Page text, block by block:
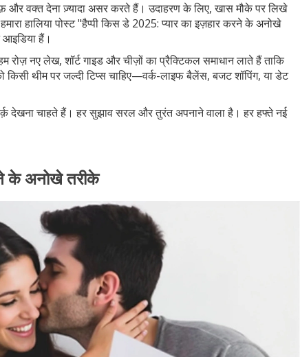
और वक्त देना ज़्यादा असर करते हैं। उदाहरण के लिए, खास मौके पर लिखे
हालिया पोस्ट "हैप्पी किस डे 2025: प्यार का इज़हार करने के अनोखे
हैं।
रोज़ नए लेख, शॉर्ट गाइड और चीज़ों का प्रैक्टिकल समाधान लाते हैं ताकि
थीम पर जल्दी टिप्स चाहिए—वर्क-लाइफ बैलेंस, बजट शॉपिंग, या डेट
देखना चाहते हैं। हर सुझाव सरल और तुरंत अपनाने वाला है। हर हफ्ते नई
के अनोखे तरीके